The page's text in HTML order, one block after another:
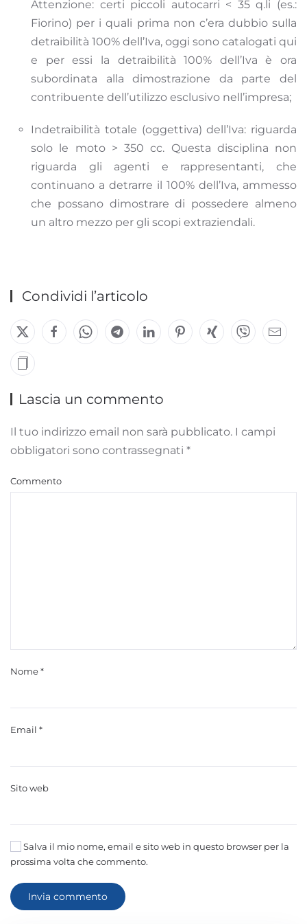
Attenzione: certi piccoli autocarri < 35 q.li (es.:
Fiorino) per i quali prima non c’era dubbio sulla
detraibilità 100% dell’Iva, oggi sono catalogati qui
e per essi la detraibilità 100% dell’Iva è ora
subordinata alla dimostrazione da parte del
contribuente dell’utilizzo esclusivo nell’impresa;
Indetraibilità totale (oggettiva) dell’Iva: riguarda
solo le moto > 350 cc. Questa disciplina non
riguarda gli agenti e rappresentanti, che
continuano a detrarre il 100% dell’Iva, ammesso
che possano dimostrare di possedere almeno
un altro mezzo per gli scopi extraziendali.
Condividi l’articolo
Lascia un commento
Il tuo indirizzo email non sarà pubblicato. I campi
obbligatori sono contrassegnati *
Commento
Nome*
Email *
Sito web
Salva il mio nome, email e sito web in questo browser per la
prossima volta che commento.
Invia commento